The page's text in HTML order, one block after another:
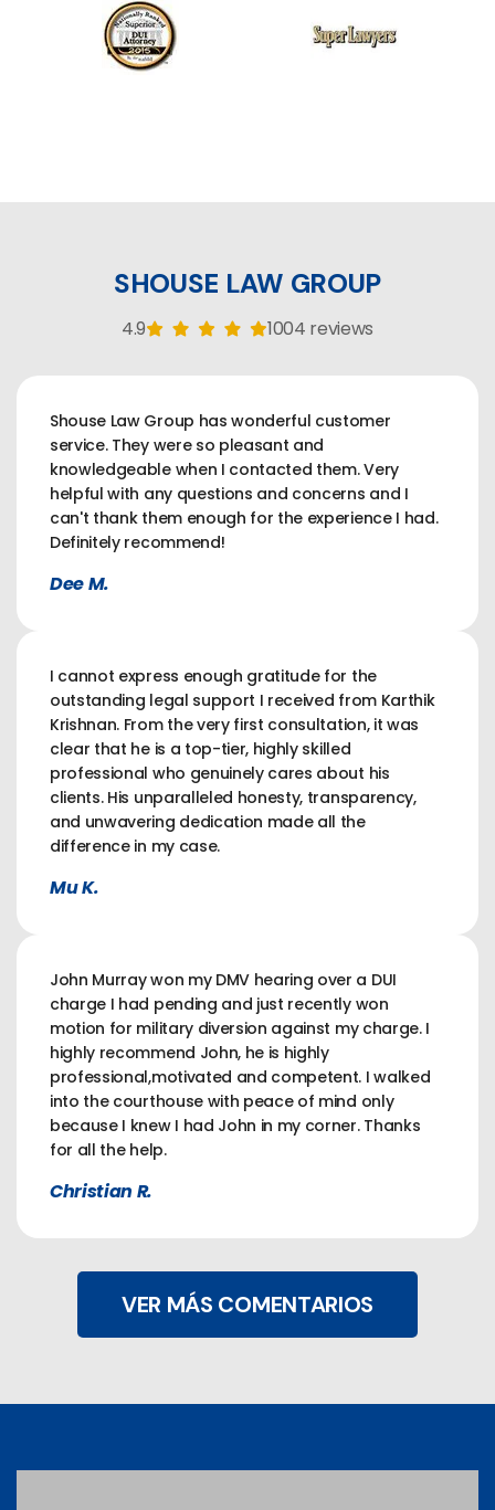
SHOUSE LAW GROUP
4.9 1004 reviews
Shouse Law Group has wonderful customer
service. They were so pleasant and
knowledgeable when I contacted them. Very
helpful with any questions and concerns and I
can't thank them enough for the experience I had.
Definitely recommend!
Dee M.
I cannot express enough gratitude for the
outstanding legal support I received from Karthik
Krishnan. From the very first consultation, it was
clear that he is a top-tier, highly skilled
professional who genuinely cares about his
clients. His unparalleled honesty, transparency,
and unwavering dedication made all the
difference in my case.
Mu K.
John Murray won my DMV hearing over a DUI
charge I had pending and just recently won
motion for military diversion against my charge. I
highly recommend John, he is highly
professional,motivated and competent. I walked
into the courthouse with peace of mind only
because I knew I had John in my corner. Thanks
for all the help.
Christian R.
VER MÁS COMENTARIOS